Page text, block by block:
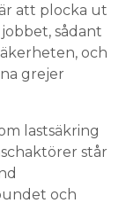
att plocka ut
sådant
och
grejer
lastsäkring
står
och